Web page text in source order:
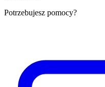
Potrzebujesz pomocy?